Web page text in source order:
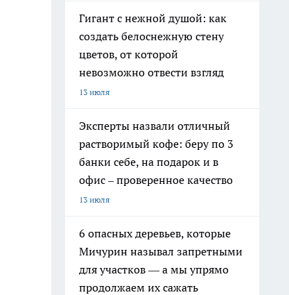
Гигант с нежной душой: как
создать белоснежную стену
цветов, от которой
невозможно отвести взгляд
13 июля
Эксперты назвали отличный
растворимый кофе: беру по 3
банки себе, на подарок и в
офис – проверенное качество
13 июля
6 опасных деревьев, которые
Мичурин называл запретными
для участков — а мы упрямо
продолжаем их сажать